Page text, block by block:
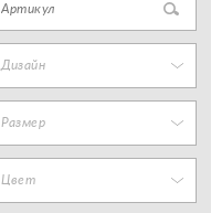
Дизайн
Размер
Цвет